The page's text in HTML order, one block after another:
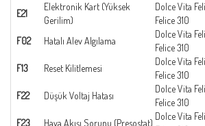
E21
Elektronik Kart (Yüksek
Gerilim)
Dolce Vita
Felice 310
F02
Hatalı Alev Algılama
Dolce Vita
Felice 310
F13
Reset Kilitlemesi
Dolce Vita
Felice 310
F22
Düşük Voltaj Hatası
Dolce Vita
Felice 310
F23
Hava Akışı Sorunu (Presostat)
Dolce Vita